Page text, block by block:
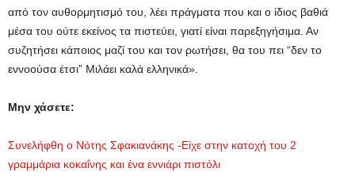
από τον αυθορμητισμό του, λέει πράγματα που και ο ίδιος βαθιά
μέσα του ούτε εκείνος τα πιστεύει, γιατί είναι παρεξηγήσιμα. Αν
συζητήσει κάποιος μαζί του και τον ρωτήσει, θα του πει “δεν το
εννοούσα έτσι” Μιλάει καλά ελληνικά».
Μην χάσετε:
Συνελήφθη ο Νότης Σφακιανάκης -Είχε στην κατοχή του 2
γραμμάρια κοκαΐνης και ένα εννιάρι πιστόλι